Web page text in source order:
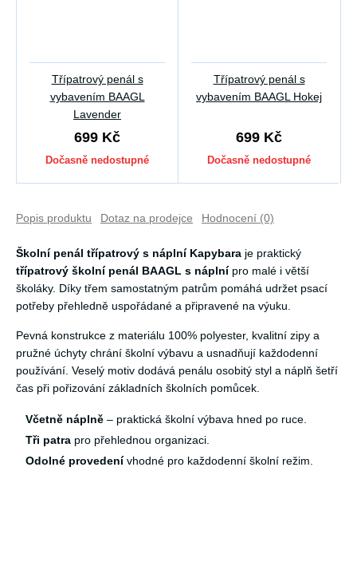
Třípatrový penál s
vybavením BAAGL
Lavender
699 Kč
Dočasně nedostupné
Třípatrový penál s
vybavením BAAGL Hokej
699 Kč
Dočasně nedostupné
Popis produktu Dotaz na prodejce Hodnocení (0)
Školní penál třípatrový s náplní Kapybara je praktický
třípatrový školní penál BAAGL s náplnípro malé i větší
školáky. Díky třem samostatným patrům pomáhá udržet psací
potřeby přehledně uspořádané a připravené na výuku.
Pevná konstrukce z materiálu 100% polyester, kvalitní zipy a
pružné úchyty chrání školní výbavu a usnadňují každodenní
používání. Veselý motiv dodává penálu osobitý styl a náplň šetří
čas při pořizování základních školních pomůcek.
Včetně náplně – praktická školní výbava hned po ruce.
Tři patra pro přehlednou organizaci.
Odolné provedenívhodné pro každodenní školní režim.